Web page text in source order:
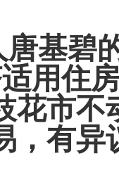
基碧
用住
花市
，有